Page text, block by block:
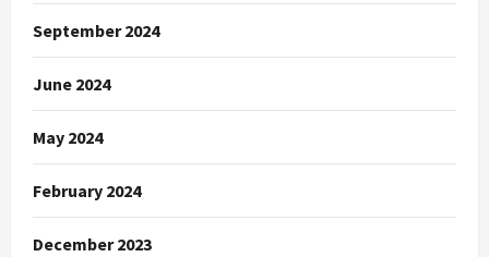
September 2024
June 2024
May 2024
February 2024
December 2023